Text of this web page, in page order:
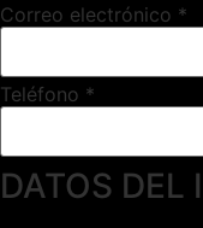
Correo electrónico *
Teléfono *
DATOS DEL